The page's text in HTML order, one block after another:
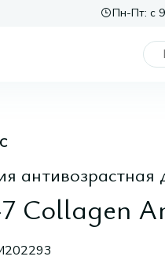
Пн-Пт: с
антивозрастная
Collagen